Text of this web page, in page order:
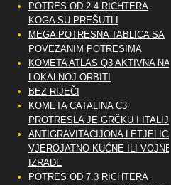
POTRES OD 2.4 RICHTERA
KOGA SU PREŠUTLI
MEGA POTRESNA TABLICA SA
POVEZANIM POTRESIMA
KOMETA ATLAS Q3 AKTIVNA NA
LOKALNOJ ORBITI
BEZ RIJEČI
KOMETA CATALINA C3
PROTRESLA JE GRČKU I ITALIJU
ANTIGRAVITACIJONA LETJELICA
VJEROJATNO KUĆNE ILI VOJNE
IZRADE
POTRES OD 7.3 RICHTERA